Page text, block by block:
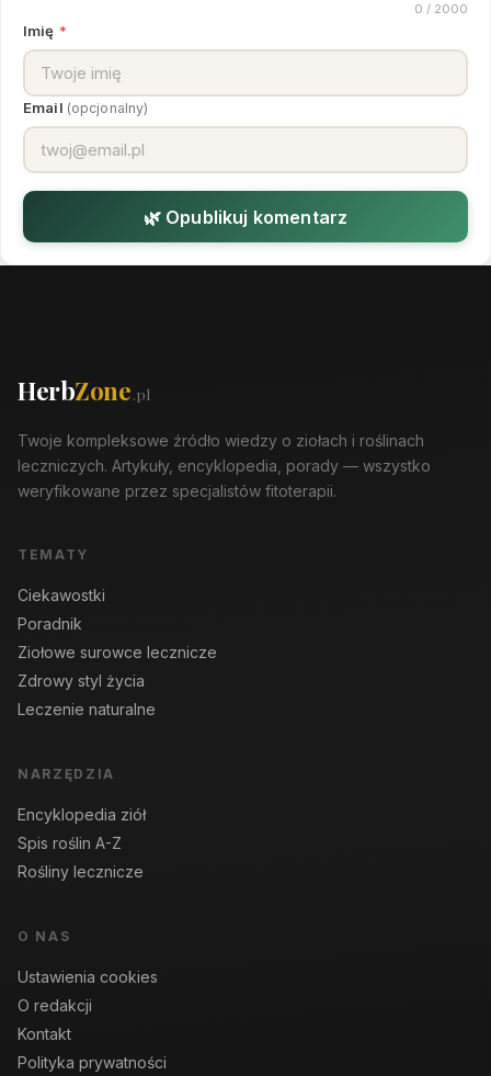
0 / 2000
Imię *
Email (opcjonalny)
🌿 Opublikuj komentarz
HerbZone.pl
Twoje kompleksowe źródło wiedzy o ziołach i roślinach
leczniczych. Artykuły, encyklopedia, porady — wszystko
weryfikowane przez specjalistów fitoterapii.
TEMATY
Ciekawostki
Poradnik
Ziołowe surowce lecznicze
Zdrowy styl życia
Leczenie naturalne
NARZĘDZIA
Encyklopedia ziół
Spis roślin A-Z
Rośliny lecznicze
O NAS
Ustawienia cookies
O redakcji
Kontakt
Polityka prywatności